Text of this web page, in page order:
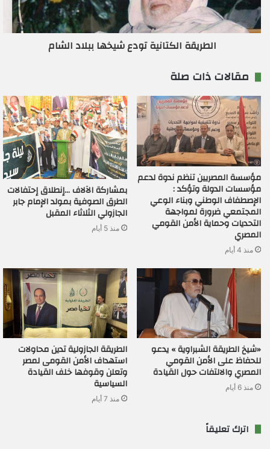
الطريقة الكتانية تودع شيخها ببلاد الشام
مقالات ذات صلة
مؤسسة المصريين تنظم ندوة لدعم
مؤسسات الدولة وتؤكد :
الإصطفاف الوطني وبناء الوعي
المجتمعي ضرورة لمواجهة
التحديات وحماية الأمن القومي
المصري
منذ 4 أيام
بمشاركة الآلاف …إنطلاق إحتفالات
الطرق الصوفية بمولد الإمام جابر
الجازولي الثلاثاء المقبل
منذ 5 أيام
«شيخ الطريقة الشبراوية » يدعو
للحفاظ على الأمن القومي
المصري والالتفات حول القيادة
منذ 6 أيام
الطريقة الجازولية تدين محاولات
استهداف الأمن القومى لمصر
وتعلن وقوفها خلف القيادة
السياسية
منذ 7 أيام
اترك تعليقاً